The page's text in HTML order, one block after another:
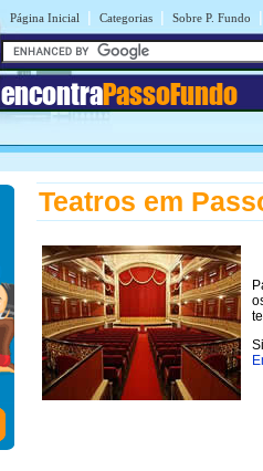
Página Inicial | Categorias | Sobre P. Fundo |
encontraPassoFundo
Teatros em